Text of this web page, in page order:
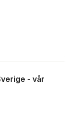
antal röster:
- vår